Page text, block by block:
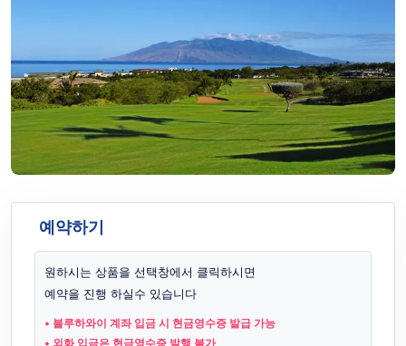
예약하기
원하시는 상품을 선택창에서 클릭하시면
예약을 진행 하실수 있습니다
• 블루하와이 계좌 입금 시 현금영수증 발급 가능
• 외화 입금은 현금영수증 발행 불가